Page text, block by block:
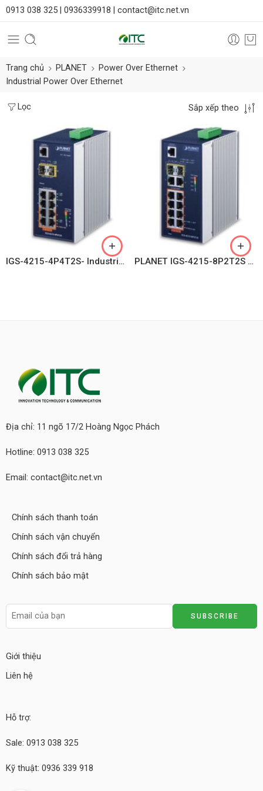
0913 038 325 | 0936339918 | contact@itc.net.vn
Trang chủ PLANET
Power Over Ethernet
Industrial Power Over Ethernet
Lọc Sắp xếp theo
IGS-4215-4P4T2S- Industrial 4-Port 10/100/1000T 802.3at PoE + 4-Port 10/100/1000T + 2-Port 100/1000X SFP Managed Switch PLANET IGS-4215-8P2T2S – Industrial 8-Port 10/100/1000T 802.3at PoE + 2-Port 10/100/1000T + 2-Port 100/1000X SFP Managed Switch
Địa chỉ: 11 ngõ 17/2 Hoàng Ngọc Phách
Hotline: 0913 038 325
Email: contact@itc.net.vn
Chính sách thanh toán
Chính sách vận chuyển
Chính sách đổi trả hàng
Chính sách bảo mật
Giới thiệu
Liên hệ
Hỗ trợ:
Sale: 0913 038 325
Kỹ thuật: 0936 339 918